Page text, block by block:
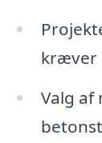
kræver
Valg af